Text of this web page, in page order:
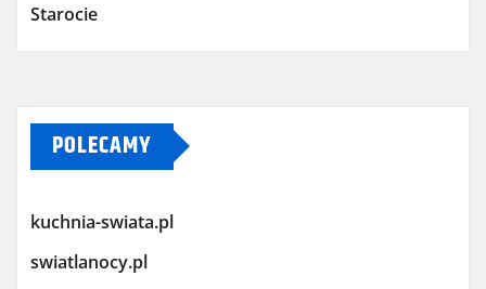
Starocie
POLECAMY
kuchnia-swiata.pl
swiatlanocy.pl